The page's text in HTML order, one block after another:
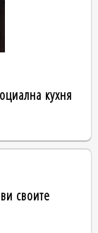
кухня
своите